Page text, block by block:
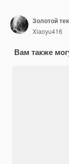
Золотой
Xiaoyu416
Вам также